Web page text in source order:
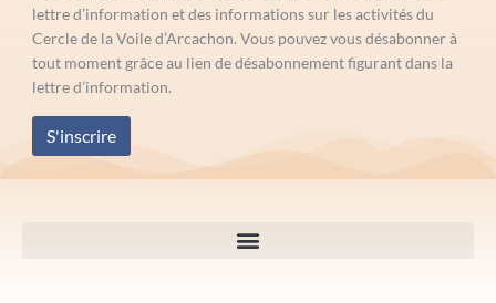
lettre d’information et des informations sur les activités du
Cercle de la Voile d’Arcachon. Vous pouvez vous désabonner à
tout moment grâce au lien de désabonnement figurant dans la
lettre d’information.